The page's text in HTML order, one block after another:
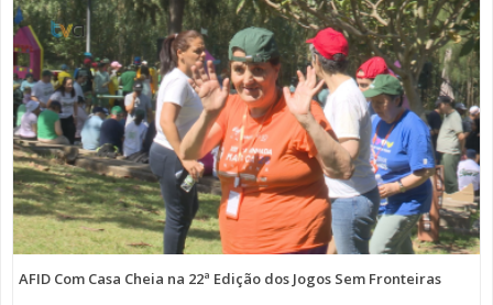
AFID Com Casa Cheia na 22ª Edição dos Jogos Sem Fronteiras